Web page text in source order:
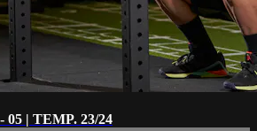
| TEMP. 23/24